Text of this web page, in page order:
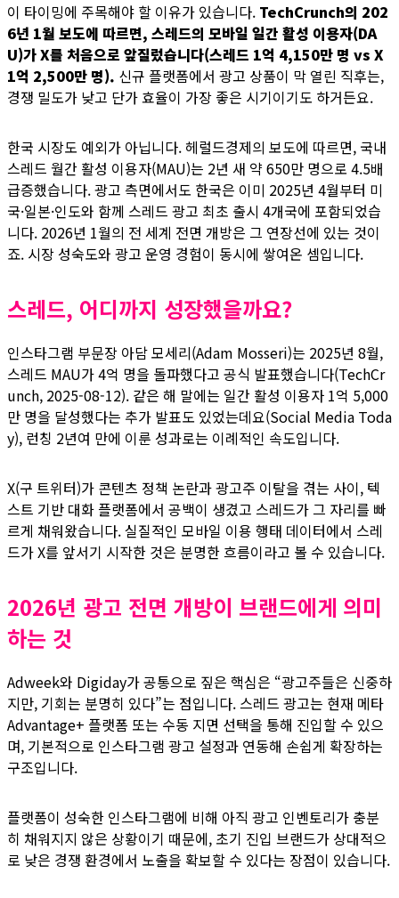
이 타이밍에 주목해야 할 이유가 있습니다. TechCrunch의 202
6년 1월 보도에 따르면, 스레드의 모바일 일간 활성 이용자(DA
U)가 X를 처음으로 앞질렀습니다(스레드 1억 4,150만 명 vs X
1억 2,500만 명). 신규 플랫폼에서 광고 상품이 막 열린 직후는,
경쟁 밀도가 낮고 단가 효율이 가장 좋은 시기이기도 하거든요.
한국 시장도 예외가 아닙니다. 헤럴드경제의 보도에 따르면, 국내
스레드 월간 활성 이용자(MAU)는 2년 새 약 650만 명으로 4.5배
급증했습니다. 광고 측면에서도 한국은 이미 2025년 4월부터 미
국·일본·인도와 함께 스레드 광고 최초 출시 4개국에 포함되었습
니다. 2026년 1월의 전 세계 전면 개방은 그 연장선에 있는 것이
죠. 시장 성숙도와 광고 운영 경험이 동시에 쌓여온 셈입니다.
스레드, 어디까지 성장했을까요?
인스타그램 부문장 아담 모세리(Adam Mosseri)는 2025년 8월,
스레드 MAU가 4억 명을 돌파했다고 공식 발표했습니다(TechCr
unch, 2025-08-12). 같은 해 말에는 일간 활성 이용자 1억 5,000
만 명을 달성했다는 추가 발표도 있었는데요(Social Media Toda
y), 런칭 2년여 만에 이룬 성과로는 이례적인 속도입니다.
X(구 트위터)가 콘텐츠 정책 논란과 광고주 이탈을 겪는 사이, 텍
스트 기반 대화 플랫폼에서 공백이 생겼고 스레드가 그 자리를 빠
르게 채워왔습니다. 실질적인 모바일 이용 행태 데이터에서 스레
드가 X를 앞서기 시작한 것은 분명한 흐름이라고 볼 수 있습니다.
2026년 광고 전면 개방이 브랜드에게 의미
하는 것
Adweek와 Digiday가 공통으로 짚은 핵심은 “광고주들은 신중하
지만, 기회는 분명히 있다”는 점입니다. 스레드 광고는 현재 메타
Advantage+ 플랫폼 또는 수동 지면 선택을 통해 진입할 수 있으
며, 기본적으로 인스타그램 광고 설정과 연동해 손쉽게 확장하는
구조입니다.
플랫폼이 성숙한 인스타그램에 비해 아직 광고 인벤토리가 충분
히 채워지지 않은 상황이기 때문에, 초기 진입 브랜드가 상대적으
로 낮은 경쟁 환경에서 노출을 확보할 수 있다는 장점이 있습니다.